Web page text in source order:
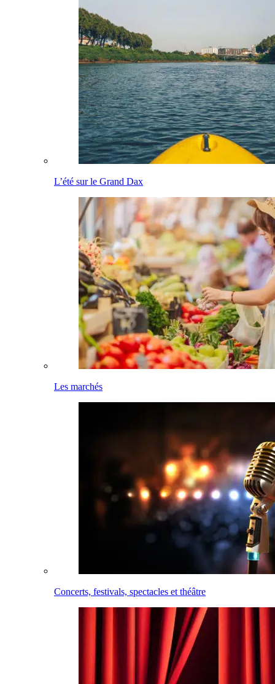
L’été sur le Grand Dax
Les marchés
Concerts, festivals, spectacles et théâtre